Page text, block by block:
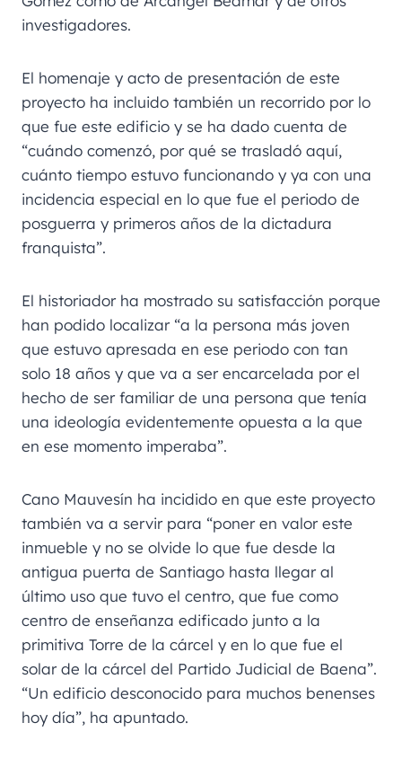
investigadores.
El homenaje y acto de presentación de este
proyecto ha incluido también un recorrido por lo
que fue este edificio y se ha dado cuenta de
“cuándo comenzó, por qué se trasladó aquí,
cuánto tiempo estuvo funcionando y ya con una
incidencia especial en lo que fue el periodo de
posguerra y primeros años de la dictadura
franquista”.
El historiador ha mostrado su satisfacción porque
han podido localizar “a la persona más joven
que estuvo apresada en ese periodo con tan
solo 18 años y que va a ser encarcelada por el
hecho de ser familiar de una persona que tenía
una ideología evidentemente opuesta a la que
en ese momento imperaba”.
Cano Mauvesín ha incidido en que este proyecto
también va a servir para “poner en valor este
inmueble y no se olvide lo que fue desde la
antigua puerta de Santiago hasta llegar al
último uso que tuvo el centro, que fue como
centro de enseñanza edificado junto a la
primitiva Torre de la cárcel y en lo que fue el
solar de la cárcel del Partido Judicial de Baena”.
“Un edificio desconocido para muchos benenses
hoy día”, ha apuntado.